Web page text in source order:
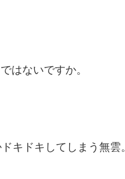
はないですか。
キドキしてしまう無